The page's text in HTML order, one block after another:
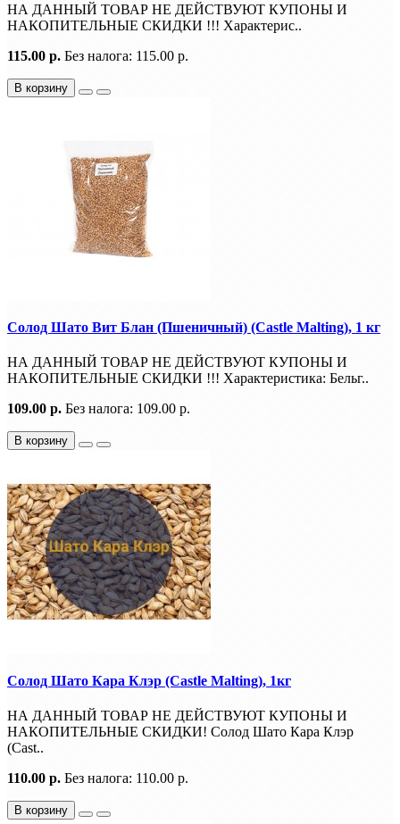
НА ДАННЫЙ ТОВАР НЕ ДЕЙСТВУЮТ КУПОНЫ И
НАКОПИТЕЛЬНЫЕ СКИДКИ !!! Характерис..
115.00 р. Без налога: 115.00 р.
В корзину
Солод Шато Вит Блан (Пшеничный) (Castle Malting), 1 кг
НА ДАННЫЙ ТОВАР НЕ ДЕЙСТВУЮТ КУПОНЫ И
НАКОПИТЕЛЬНЫЕ СКИДКИ !!! Характеристика: Бельг..
109.00 р. Без налога: 109.00 р.
В корзину
Солод Шато Кара Клэр (Castle Malting), 1кг
НА ДАННЫЙ ТОВАР НЕ ДЕЙСТВУЮТ КУПОНЫ И
НАКОПИТЕЛЬНЫЕ СКИДКИ! Солод Шато Кара Клэр
(Cast..
110.00 р. Без налога: 110.00 р.
В корзину